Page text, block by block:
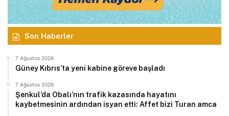
Son Haberler
7 Ağustos 2026
Güney Kıbrıs’ta yeni kabine göreve başladı
7 Ağustos 2026
Şenkul’da Obalı’nın trafik kazasında hayatını
kaybetmesinin ardından isyan etti: Affet bizi Turan amca